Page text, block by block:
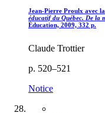
Jean-Pierre Proulx avec
éducatif du Québec. De la
Éducation, 2009, 332 p.
Claude Trottier
p. 520–521
Notice